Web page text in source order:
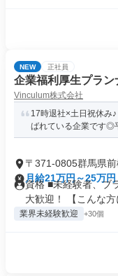
NEW 正社員
企業福利厚生プラン
Vinculum株式会社
17時退社×土日祝休み
ばれている企業です◎
〒371-0805群馬県
月給21万円～25万円
資格 ■未経験者、ブ
大歓迎！ 【こんな方
業界未経験歓迎 +30個